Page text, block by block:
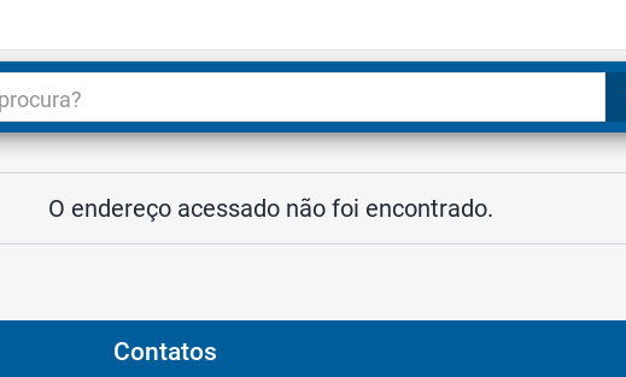
O endereço acessado não foi encontrado.
Contatos